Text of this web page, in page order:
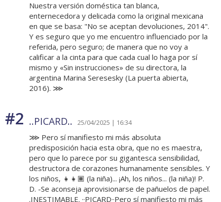
Nuestra versión doméstica tan blanca,
enternecedora y delicada como la original mexicana
en que se basa: "No se aceptan devoluciones, 2014".
Y es seguro que yo me encuentro influenciado por la
referida, pero seguro; de manera que no voy a
calificar a la cinta para que cada cual lo haga por sí
mismo y «Sin instrucciones» de su directora, la
argentina Marina Seresesky (La puerta abierta,
2016). ⋙
#2 ..PICARD.. 25/04/2025 | 16:34
⋙ Pero sí manifiesto mi más absoluta
predisposición hacia esta obra, que no es maestra,
pero que lo parece por su gigantesca sensibilidad,
destructora de corazones humanamente sensibles. Y
los niños, 👧👧🏾 (la niña)... ¡Ah, los niños... (la niña)! P.
D. -Se aconseja aprovisionarse de pañuelos de papel.
.INESTIMABLE. ··PICARD··Pero sí manifiesto mi más